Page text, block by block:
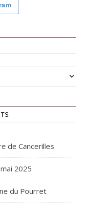
de Cancerilles
2025
du Pourret